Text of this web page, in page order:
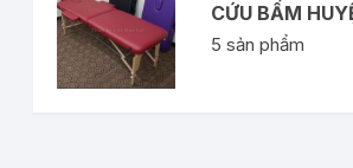
CỨU BẤM
5 sản phẩm